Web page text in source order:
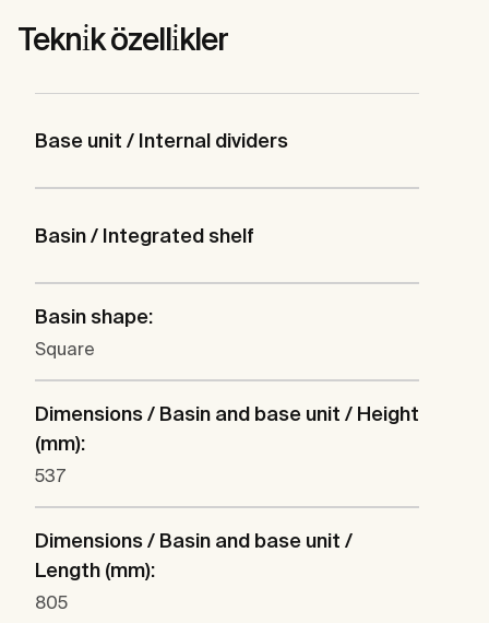
Tekni̇k özelli̇kler
Base unit / Internal dividers
Basin / Integrated shelf
Basin shape:
Square
Dimensions / Basin and base unit / Height
(mm):
537
Dimensions / Basin and base unit /
Length (mm):
805